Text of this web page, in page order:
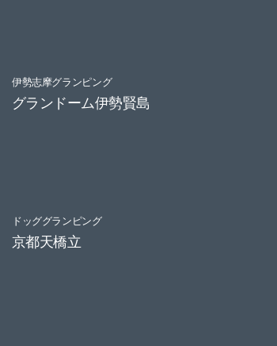
伊勢志摩グランピング
グランドーム伊勢賢島
ドッググランピング
京都天橋立